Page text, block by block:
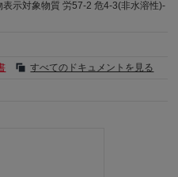
示対象物質 労57-2 危4-3(非水溶性)-
すべてのドキュメントを見る